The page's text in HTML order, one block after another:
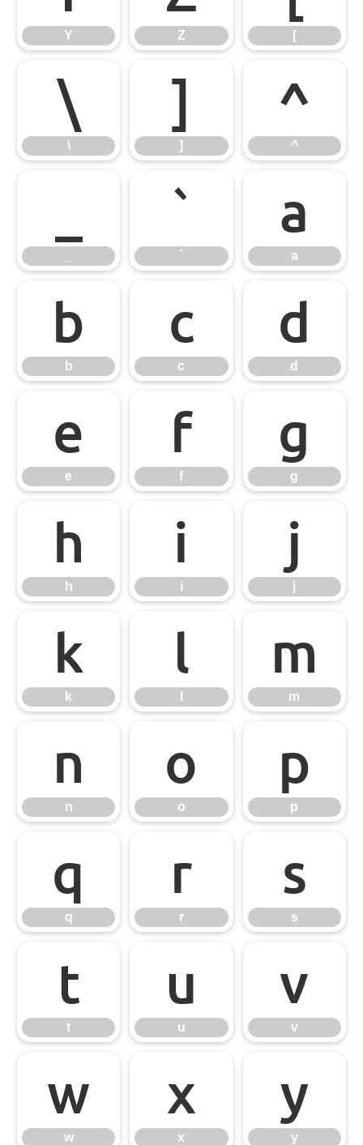
Y Z [
\
\
]
]
^
^
`
`
a
a
b
b
c
c
d
d
e
e
f
f
g
g
h
h
i
i
j
j
k
k
l m
m
n
n
o
o
p
p
q
q
r
r
s
s
t
t
u
u
v
v
w
w
x
x
y
y